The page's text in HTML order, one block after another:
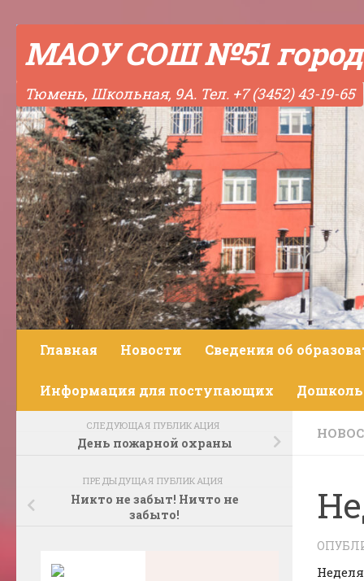
Skip to content
МАОУ СОШ №51
Тюмень, Школьная, 9А. Тел. +7 (3452) 43-19-65
Главная Новости Сведения об
Информация для поступающих
СЛЕДУЮЩАЯ ПУБЛИКАЦИЯ
День пожарной охраны
ПРЕДЫДУЩАЯ ПУБЛИКАЦИЯ
Никто не забыт! Ничто не
забыто!